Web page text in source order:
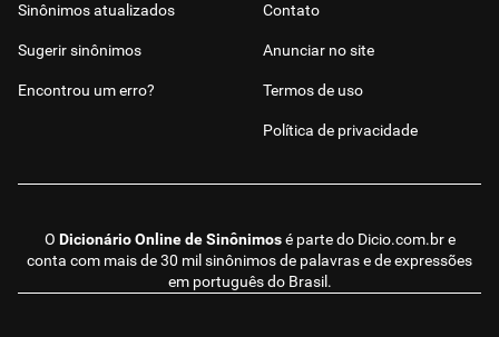
O Dicionário Online de Sinônimosé parte do Dicio.com.bre
conta com mais de 30 mil sinônimos de palavras e de expressões
em português do Brasil.
Sinônimos atualizados
Sugerir sinônimos
Encontrou um erro?
Contato
Anunciar no site
Termos de uso
Política de privacidade